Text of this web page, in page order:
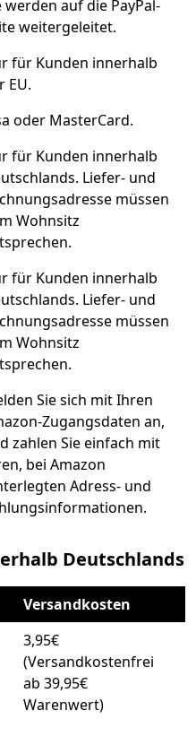
werden auf die PayPal-
weitergeleitet.
für Kunden innerhalb
EU.
oder MasterCard.
für Kunden innerhalb
Liefer- und
müssen
Wohnsitz
für Kunden innerhalb
Liefer- und
müssen
Wohnsitz
Sie sich mit Ihren
Zugangsdaten an,
zahlen Sie einfach mit
bei Amazon
Adress- und
Deutschlands
Versandkosten
3,95€
(Versandkostenfrei
ab 39,95€
Warenwert)